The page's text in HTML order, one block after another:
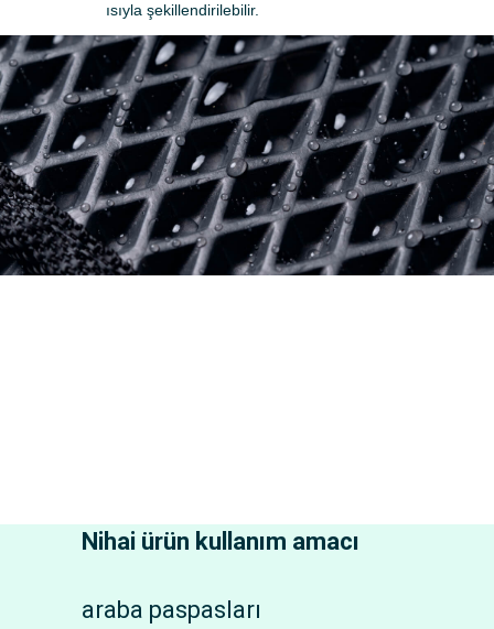
ısıyla şekillendirilebilir.
Başvuru yap
Nihai ürün kullanım amacı
araba paspasları